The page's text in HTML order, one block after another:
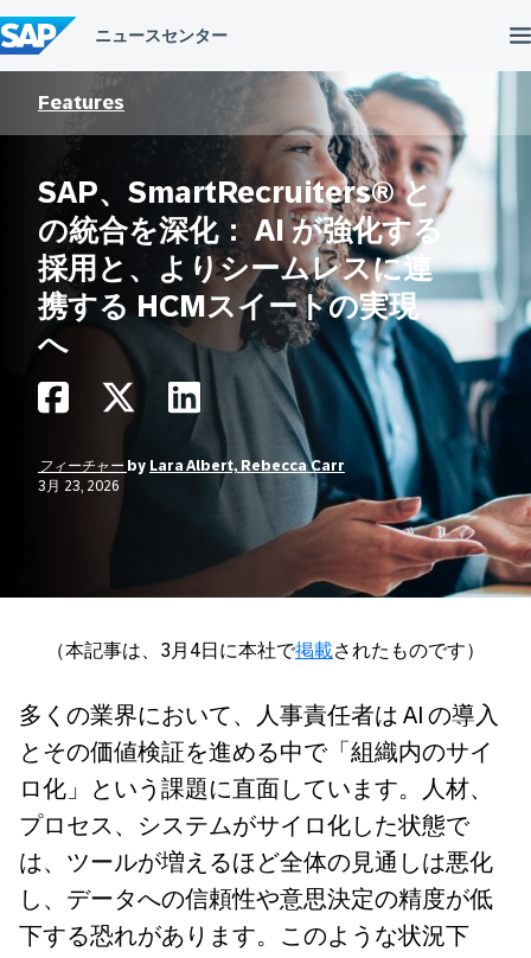
ン
テ
ン
Features
SAP、SmartRecruiters® と
の統合を深化： AI が強化する
採用と、よりシームレスに連
携する HCMスイートの実現
へ
フィーチャー by Lara Albert, Rebecca Carr
3月 23, 2026
（本記事は、3月4日に本社で掲載されたものです）
多くの業界において、人事責任者は AI の導入
とその価値検証を進める中で「組織内のサイ
ロ化」という課題に直面しています。人材、
プロセス、システムがサイロ化した状態で
は、ツールが増えるほど全体の見通しは悪化
し、データへの信頼性や意思決定の精度が低
下する恐れがあります。このような状況下